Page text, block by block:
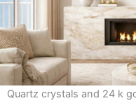
Quartz crystals and 24 k